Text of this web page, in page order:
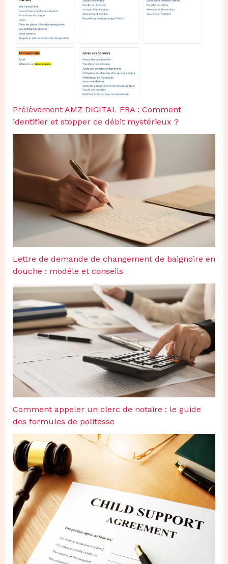
Prélèvement AMZ DIGITAL FRA : Comment
identifier et stopper ce débit mystérieux ?
Lettre de demande de changement de baignoire en
douche : modèle et conseils
Comment appeler un clerc de notaire : le guide
des formules de politesse